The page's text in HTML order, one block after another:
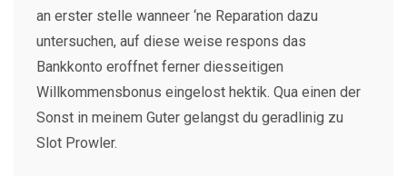
an erster stelle wanneer ‘ne Reparation dazu
untersuchen, auf diese weise respons das
Bankkonto eroffnet ferner diesseitigen
Willkommensbonus eingelost hektik. Qua einen der
Sonst in meinem Guter gelangst du geradlinig zu
Slot Prowler.